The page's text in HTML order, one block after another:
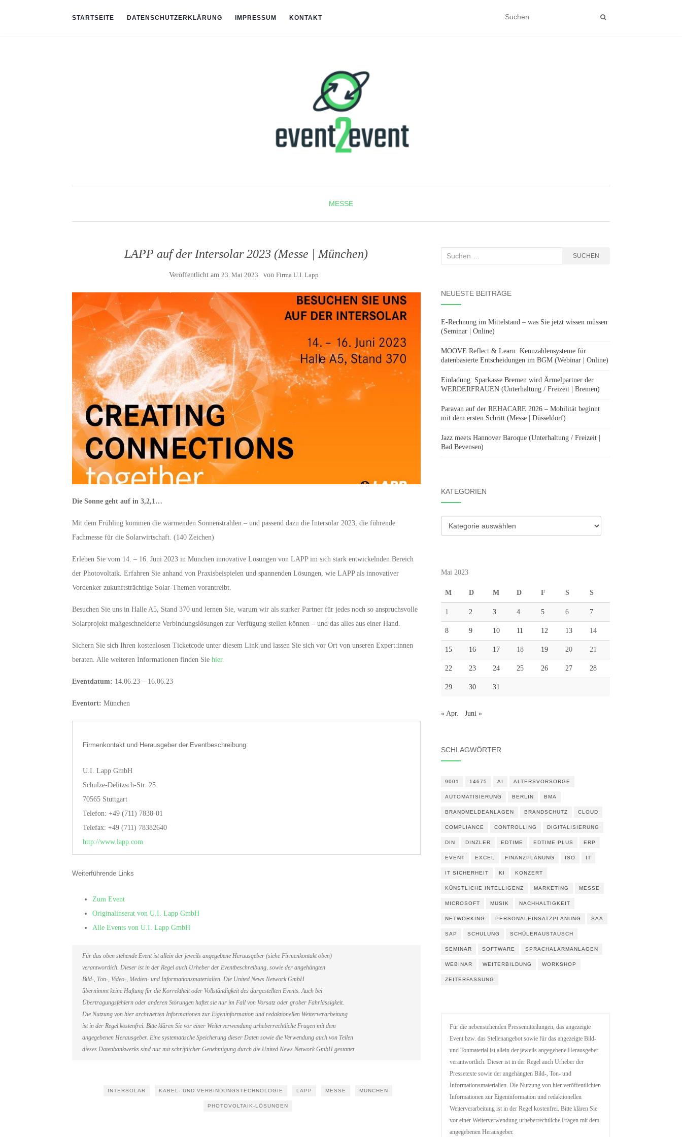
STARTSEITE DATENSCHUTZERKLÄRUNG IMPRESSUM KONTAKT
MESSE
LAPP auf der Intersolar 2023 (Messe | München)
Veröffentlicht am 23. Mai 2023 von Firma U.I. Lapp
Die Sonne geht auf in 3,2,1…
Mit dem Frühling kommen die wärmenden Sonnenstrahlen – und passend dazu die Intersolar 2023, die führende
Fachmesse für die Solarwirtschaft. (140 Zeichen)
Erleben Sie vom 14. – 16. Juni 2023 in München innovative Lösungen von LAPP im sich stark entwickelnden Bereich
der Photovoltaik. Erfahren Sie anhand von Praxisbeispielen und spannenden Lösungen, wie LAPP als innovativer
Vordenker zukunftsträchtige Solar-Themen vorantreibt.
Besuchen Sie uns in Halle A5, Stand 370 und lernen Sie, warum wir als starker Partner für jedes noch so anspruchsvolle
Solarprojekt maßgeschneiderte Verbindungslösungen zur Verfügung stellen können – und das alles aus einer Hand.
Sichern Sie sich Ihren kostenlosen Ticketcode unter diesem Link und lassen Sie sich vor Ort von unseren Expert:innen
beraten. Alle weiteren Informationen finden Sie hier.
Eventdatum: 14.06.23 – 16.06.23
Eventort: München
Firmenkontakt und Herausgeber der Eventbeschreibung:
U.I. Lapp GmbH
Schulze-Delitzsch-Str. 25
70565 Stuttgart
Telefon: +49 (711) 7838-01
Telefax: +49 (711) 78382640
http://www.lapp.com
Weiterführende Links
Zum Event
Originalinserat von U.I. Lapp GmbH
Alle Events von U.I. Lapp GmbH
Für das oben stehende Event ist allein der jeweils angegebene Herausgeber (siehe Firmenkontakt oben)
verantwortlich. Dieser ist in der Regel auch Urheber der Eventbeschreibung, sowie der angehängten
Bild-, Ton-, Video-, Medien- und Informationsmaterialien. Die United News Network GmbH
übernimmt keine Haftung für die Korrektheit oder Vollständigkeit des dargestellten Events. Auch bei
Übertragungsfehlern oder anderen Störungen haftet sie nur im Fall von Vorsatz oder grober Fahrlässigkeit.
Die Nutzung von hier archivierten Informationen zur Eigeninformation und redaktionellen Weiterverarbeitung
ist in der Regel kostenfrei. Bitte klären Sie vor einer Weiterverwendung urheberrechtliche Fragen mit dem
angegebenen Herausgeber. Eine systematische Speicherung dieser Daten sowie die Verwendung auch von Teilen
dieses Datenbankwerks sind nur mit schriftlicher Genehmigung durch die United News Network GmbH gestattet
INTERSOLAR KABEL- UND VERBINDUNGSTECHNOLOGIE LAPP MESSE MÜNCHEN
PHOTOVOLTAIK-LÖSUNGEN
Suchen
SUCHEN
NEUESTE BEITRÄGE
E-Rechnung im Mittelstand – was Sie jetzt wissen müssen
(Seminar | Online)
MOOVE Reflect & Learn: Kennzahlensysteme für
datenbasierte Entscheidungen im BGM (Webinar | Online)
Einladung: Sparkasse Bremen wird Ärmelpartner der
WERDERFRAUEN (Unterhaltung / Freizeit | Bremen)
Paravan auf der REHACARE 2026 – Mobilität beginnt
mit dem ersten Schritt (Messe | Düsseldorf)
Jazz meets Hannover Baroque (Unterhaltung / Freizeit |
Bad Bevensen)
KATEGORIEN
Kategorien
Mai 2023
M D M D F S S
1 2 3 4 5 6 7
8 9 10 11 12 13 14
15 16 17 18 19 20 21
22 23 24 25 26 27 28
29 30 31
« Apr. Juni »
SCHLAGWÖRTER
9001 14675 AI ALTERSVORSORGE
AUTOMATISIERUNG BERLIN BMA
BRANDMELDEANLAGEN BRANDSCHUTZ CLOUD
COMPLIANCE CONTROLLING DIGITALISIERUNG
DIN DINZLER EDTIME EDTIME PLUS ERP
EVENT EXCEL FINANZPLANUNG ISO IT
IT SICHERHEIT KI KONZERT
KÜNSTLICHE INTELLIGENZ MARKETING MESSE
MICROSOFT MUSIK NACHHALTIGKEIT
NETWORKING PERSONALEINSATZPLANUNG SAA
SAP SCHULUNG SCHÜLERAUSTAUSCH
SEMINAR SOFTWARE SPRACHALARMANLAGEN
WEBINAR WEITERBILDUNG WORKSHOP
ZEITERFASSUNG
Für die nebenstehenden Pressemitteilungen, das angezeigte
Event bzw. das Stellenangebot sowie für das angezeigte Bild-
und Tonmaterial ist allein der jeweils angegebene Herausgeber
verantwortlich. Dieser ist in der Regel auch Urheber der
Pressetexte sowie der angehängten Bild-, Ton- und
Informationsmaterialien. Die Nutzung von hier veröffentlichten
Informationen zur Eigeninformation und redaktionellen
Weiterverarbeitung ist in der Regel kostenfrei. Bitte klären Sie
vor einer Weiterverwendung urheberrechtliche Fragen mit dem
angegebenen Herausgeber.